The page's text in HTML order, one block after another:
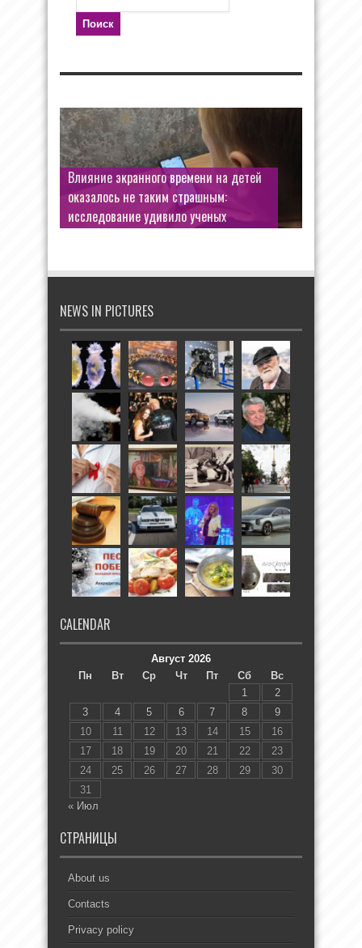
Влияние экранного времени на детей
оказалось не таким страшным:
исследование удивило ученых
NEWS IN PICTURES
CALENDAR
Август 2026
Пн
Вт Ср Чт Пт Сб
Вс
1
2
3
4 5 6 7 8
9
10
11 12 13 14 15
16
17
18 19 20 21 22
23
24
25 26 27 28 29
30
31
« Июл
СТРАНИЦЫ
About us
Contacts
Privacy policy